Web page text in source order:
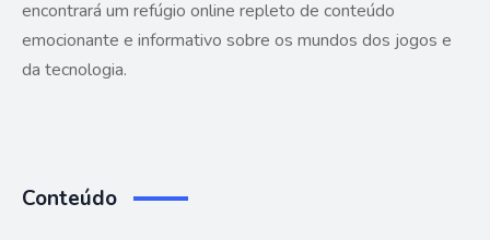
encontrará um refúgio online repleto de conteúdo
emocionante e informativo sobre os mundos dos jogos e
da tecnologia.
Conteúdo